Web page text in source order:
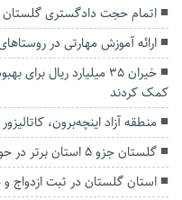
اتمام حجت دادگستری گلستان
ارائه آموزش‌ مهارتی در
خیران ۳۵ میلیارد ریال
کمک کردند
منطقه آزاد اینچه‌برون،
گلستان جزو ۵ استان برتر در حوزه ساخت مسکن به روش خودمالکی
استان گلستان در ثبت ازدواج